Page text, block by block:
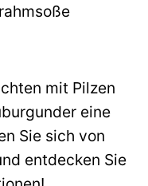
mit Pilzen
eine
Sie sich von
entdecken Sie